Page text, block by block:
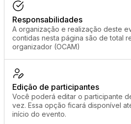
Responsabilidades
A organização e realização deste
contidas nesta página são de total
organizador (OCAM)
Edição de participantes
Você poderá editar o participante
vez. Essa opção ficará disponível
início do evento.